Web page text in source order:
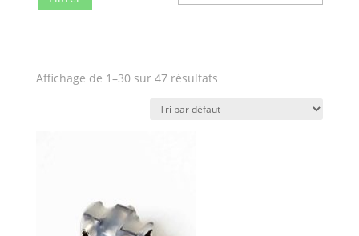
Affichage de 1–30 sur 47 résultats